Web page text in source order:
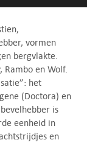
vormen
bergvlakte.
Rambo en Wolf.
het
(Doctora) en
is
eenheid in
en